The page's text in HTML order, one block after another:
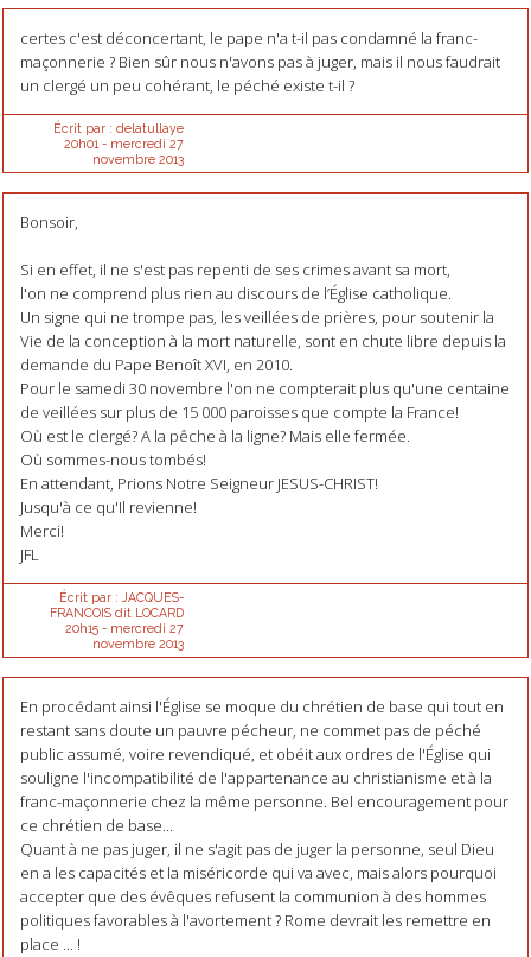
certes c'est déconcertant, le pape n'a t-il pas condamné la franc-
maçonnerie ? Bien sûr nous n'avons pas à juger, mais il nous faudrait
un clergé un peu cohérant, le péché existe t-il ?
Écrit par : delatullaye
20h01 - mercredi 27
novembre 2013
Bonsoir,
Si en effet, il ne s'est pas repenti de ses crimes avant sa mort,
l'on ne comprend plus rien au discours de l’Église catholique.
Un signe qui ne trompe pas, les veillées de prières, pour soutenir la
Vie de la conception à la mort naturelle, sont en chute libre depuis la
demande du Pape Benoît XVI, en 2010.
Pour le samedi 30 novembre l'on ne compterait plus qu'une centaine
de veillées sur plus de 15 000 paroisses que compte la France!
Où est le clergé? A la pêche à la ligne? Mais elle fermée.
Où sommes-nous tombés!
En attendant, Prions Notre Seigneur JESUS-CHRIST!
Jusqu'à ce qu'Il revienne!
Merci!
JFL
Écrit par : JACQUES-
FRANCOIS dit LOCARD
20h15- mercredi 27
novembre 2013
En procédant ainsi l'Église se moque du chrétien de base qui tout en
restant sans doute un pauvre pécheur, ne commet pas de péché
public assumé, voire revendiqué, et obéit aux ordres de l'Église qui
souligne l'incompatibilité de l'appartenance au christianisme et à la
franc-maçonnerie chez la même personne. Bel encouragement pour
ce chrétien de base...
Quant à ne pas juger, il ne s'agit pas de juger la personne, seul Dieu
en a les capacités et la miséricorde qui va avec, mais alors pourquoi
accepter que des évêques refusent la communion à des hommes
politiques favorables à l'avortement ? Rome devrait les remettre en
place ... !